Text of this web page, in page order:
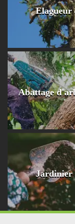
Elagueur
Abattage
Jardinier